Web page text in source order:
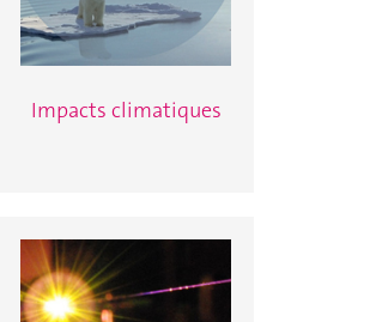
Impacts climatiques